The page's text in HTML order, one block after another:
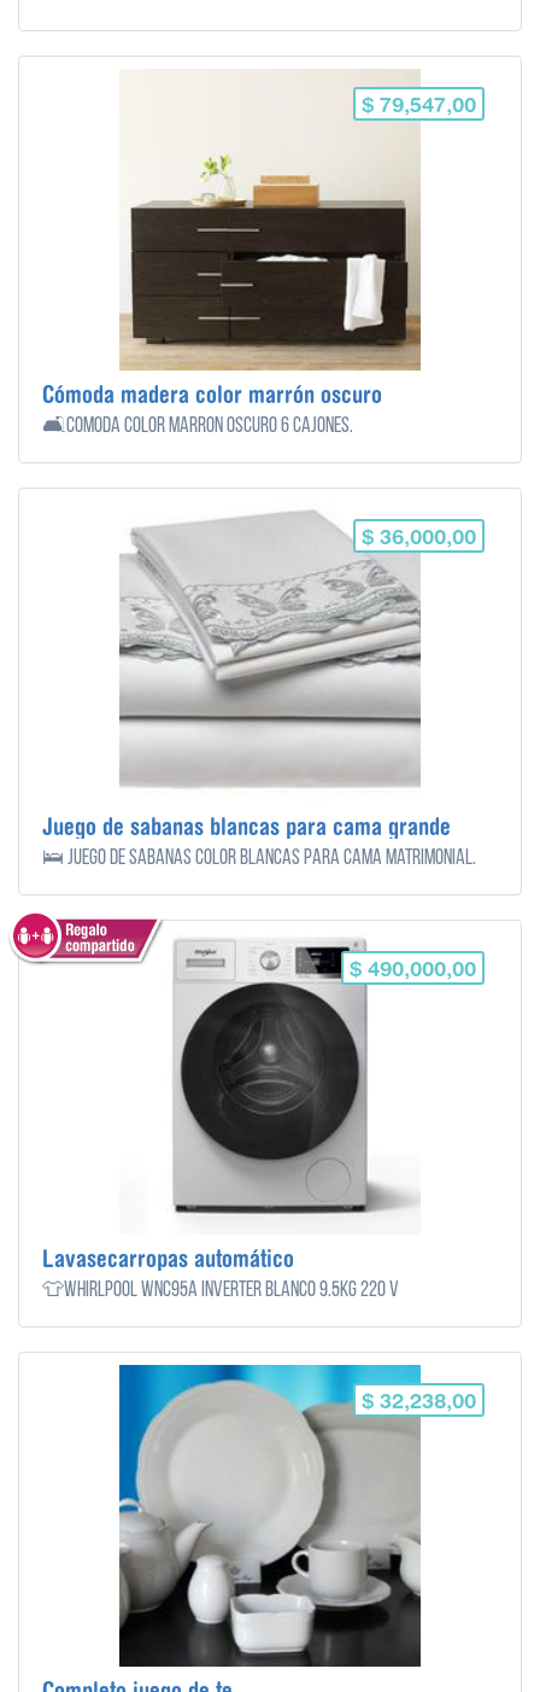
$ 79,547,00
Cómoda madera color marrón oscuro
🛋️Comoda color marrón oscuro 6 cajones.
$ 36,000,00
Juego de sabanas blancas para cama grande
🛌 Juego de sabanas color blancas para cama matrimonial.
$ 490,000,00
Lavasecarropas automático
👕Whirlpool WNC95A inverter blanco 9.5kg 220 V
$ 32,238,00